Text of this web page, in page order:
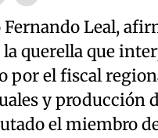
Leal,
la querella que
por el fiscal
y
el miembro